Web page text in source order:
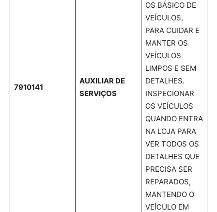
7910141
AUXILIAR DE
SERVIÇOS
OS BÁSICO DE
VEÍCULOS,
PARA CUIDAR E
MANTER OS
VEÍCULOS
LIMPOS E SEM
DETALHES.
INSPECIONAR
OS VEÍCULOS
QUANDO ENTRA
NA LOJA PARA
VER TODOS OS
DETALHES QUE
PRECISA SER
REPARADOS,
MANTENDO O
VEÍCULO EM